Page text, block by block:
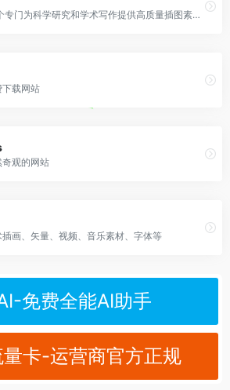
SciDraw 是一个专门为科学研究和学术写作提供高质量插图素材的网站
载网站
奇观的网站
画、矢量、视频、音乐素材、字体等
免费全能AI助手
卡-运营商官方正规